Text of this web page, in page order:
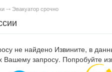
⤏ Эвакуатор срочно
не найдено Извините, в
Вашему запросу. Попробуйте